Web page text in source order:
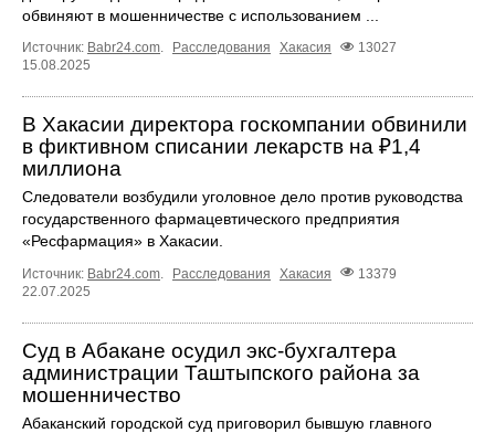
обвиняют в мошенничестве с использованием ...
Источник: Babr24.com. Расследования Хакасия
13027
15.08.2025
В Хакасии директора госкомпании обвинили
в фиктивном списании лекарств на ₽1,4
миллиона
Следователи возбудили уголовное дело против руководства
государственного фармацевтического предприятия
«Ресфармация» в Хакасии.
Источник: Babr24.com Расследования Хакасия
13379
22.07.2025
Суд в Абакане осудил экс-бухгалтера
администрации Таштыпского района за
мошенничество
Абаканский городской суд приговорил бывшую главного